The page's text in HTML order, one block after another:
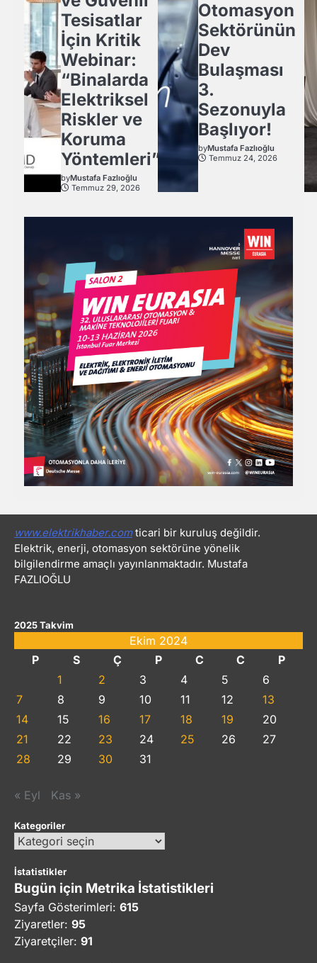
Tesisatlar
İçin Kritik
Webinar:
“Binalarda
Elektriksel
Riskler ve
Koruma
Yöntemleri”
byMustafa Fazlıoğlu
Temmuz 29, 2026
Otomasyon
Sektörünün
Dev
Bulaşması
3.
Sezonuyla
Başlıyor!
byMustafa Fazlıoğlu
Temmuz 24, 2026
www.elektrikhaber.comticari bir kuruluş değildir.
Elektrik, enerji, otomasyon sektörüne yönelik
bilgilendirme amaçlı yayınlanmaktadır. Mustafa
FAZLIOĞLU
2025 Takvim
Ekim 2024
P
S Ç P C C
P
1
2 3 4 5
6
7
8 9 10 11 12
13
14
15 16 17 18 19
20
21
22 23 24 25 26
27
28
29 30 31
« Eyl Kas »
Kategoriler
Kategoriler
İstatistikler
Bugün için Metrika İstatistikleri
Sayfa Gösterimleri: 615
Ziyaretler: 95
Ziyaretçiler: 91